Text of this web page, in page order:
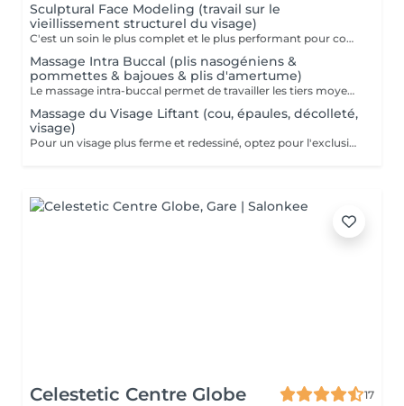
Sculptural Face Modeling (travail sur le
vieillissement structurel du visage)
C'est un soin le plus complet et le plus performant pour combattre et/ou prévenir des changements du visage, du cou et le décolleté provoqués par le vieillissement. Cette technique se base sur les connaissances d'anatomie générale, sur la compréhension des mécanismes physiologiques du vieillissement et sur l'analyse esthétique du visage. Quatre techniques sont utilisées durant ce massage : Massage mio-fascial, Massage intra-buccale, Lifting, Drainage lymphatique. Grace à ses nombreux effets, Sculptural Face Modeling rencontre beaucoup de succès parmi des adeptes des méthodes de rajeunissement naturelles et non-invasives, alternatives aux techniques de chirurgie esthétique. Prendre connaissance des contre-indications pour le massage intra buccal est important: Maladies infectieuses de la cavité buccale Maladies de la peau du visage et du décolleté Injections de produits d'acide hyaluronique dans les sillons nasogéniens au cours des 6 derniers mois Injections de fillers dans la zone des lèvres et des joues au cours des 6 derniers mois Les fils tenseurs au cours des 12 derniers mois Injections de la toxine botulique au cours des 6 derniers mois Prothèses, implantation & Extraction dentaire et dentisterie orthopédique au cours des 6 derniers mois Maladies de la glande thyroïde (glande thyroïde hypertrophiée et/ou la présence de tumeurs)
Massage Intra Buccal (plis nasogéniens &
pommettes & bajoues & plis d'amertume)
Le massage intra-buccal permet de travailler les tiers moyen et inferieur du visage qui sont particulièrement touchés par les changements dus à l'âge : plis nasogénien, bajoues, rides autour de la bouche, plis d'amertume, « peau d'orange » du menton. C'est une technique vraiment originale et subtile, qui stimule les muscles du visage par un double massage interne et externe. Le but du massage intra-buccal est d'éliminer l'hypertonie des muscles du visage, de soulager les tensions dans les zones d'attachement musculaire aux os et de diminuer les poches et les cernes sous les yeux. Note importante : le massage intra-buccal a pour but un effet esthétique mais pas thérapeutique. Il n'est pas indiqué pour soigner le bruxisme !
Massage du Visage Liftant (cou, épaules, décolleté,
visage)
Pour un visage plus ferme et redessiné, optez pour l'exclusivité d'un massage de votre visage personnalisé. Pendant 60 min des dizaines de techniques, de gestes précis, minutieux, vont stimuler, détendre, oxygéner les différents tissus qui composent votre visage & décolleté & épaules. Le résultat est aussi bien une sensation unique de bien-être de détente, qu'un visage lissé, repulpé, lumineux et éclatant.
Celestetic Centre Globe
17